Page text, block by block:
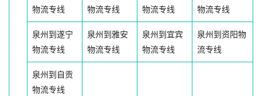
物流专线
物流专线
物流专线
物流专线
泉州到遂宁
物流专线
泉州到雅安
物流专线
泉州到宜宾
物流专线
泉州到资阳物
流专线
泉州到自贡
物流专线